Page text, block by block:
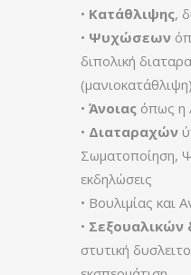
• Κατάθλιψης,
• Ψυχώσεων
διπολική
• Άνοιας όπως η
• Διαταραχών
Σωματοποίηση,
εκδηλώσεις
• Βουλιμίας και
• Σεξουαλικών
στυτική